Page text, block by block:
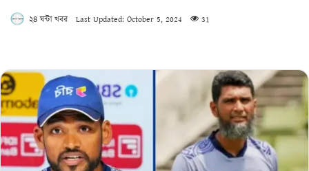
২৪ ঘন্টা খবর Last Updated: October 5, 2024 31